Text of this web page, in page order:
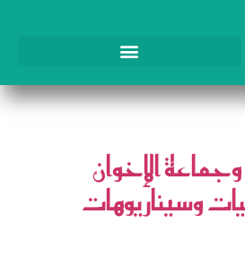
المسلمون
الإخوان
وسيناريوهات